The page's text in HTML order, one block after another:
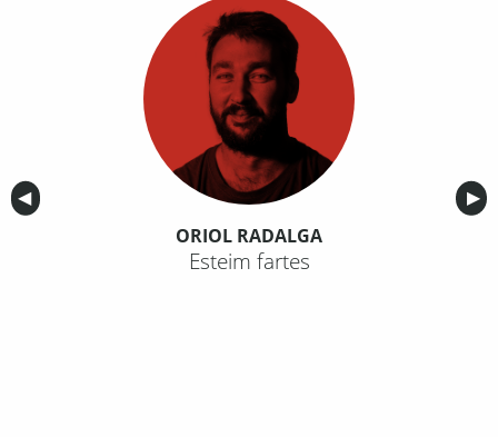
Anterior
◀︎ ▶︎
ORIOL RADALGA
Esteim fartes